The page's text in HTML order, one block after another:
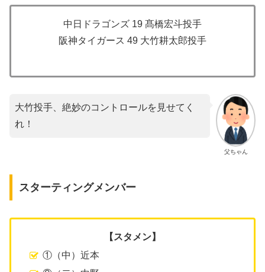
中日ドラゴンズ 19 髙橋宏斗投手
阪神タイガース 49 大竹耕太郎投手
父ちゃん
大竹投手、絶妙のコントロールを見せてく
れ！
スターティングメンバー
【スタメン】
①（中）近本